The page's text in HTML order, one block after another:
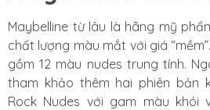
Maybelline từ lâu là hãng mỹ
chất lượng màu mắt với giá
gồm 12 màu nudes trung tính.
tham khảo thêm hai phiên bản
Rock Nudes với gam màu khói